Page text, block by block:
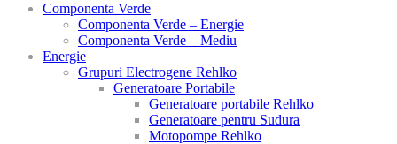
Componenta Verde
Componenta Verde – Energie
Componenta Verde – Mediu
Energie
Grupuri Electrogene Rehlko
Generatoare Portabile
Generatoare portabile Rehlko
Generatoare pentru Sudura
Motopompe Rehlko